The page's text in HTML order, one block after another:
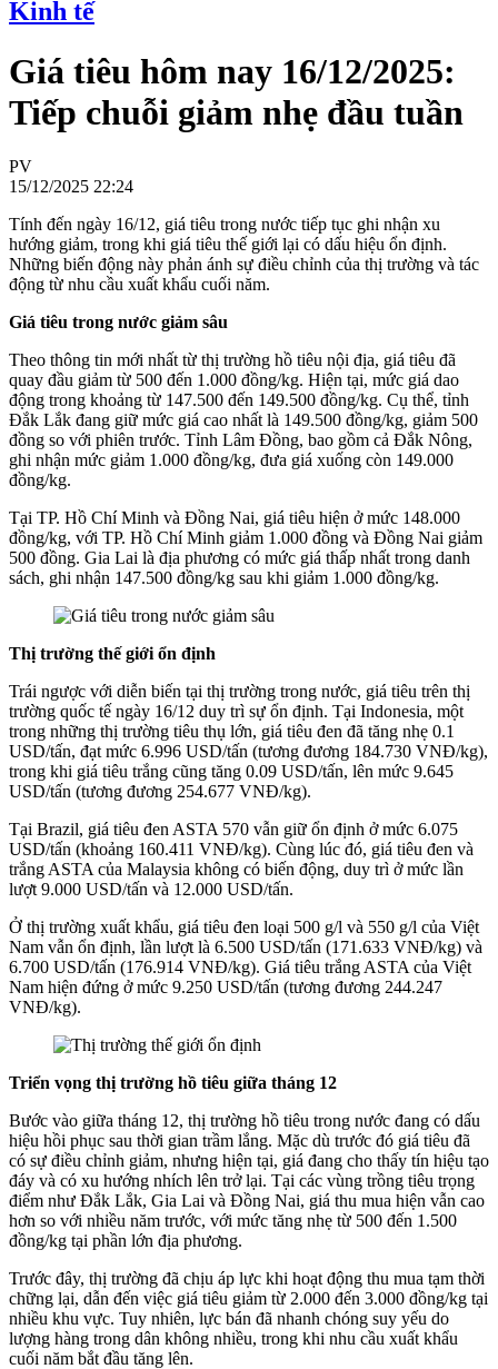
Kinh tế
Giá tiêu hôm nay 16/12/2025:
Tiếp chuỗi giảm nhẹ đầu tuần
PV
15/12/2025 22:24
Tính đến ngày 16/12, giá tiêu trong nước tiếp tục ghi nhận xu
hướng giảm, trong khi giá tiêu thế giới lại có dấu hiệu ổn định.
Những biến động này phản ánh sự điều chỉnh của thị trường và tác
động từ nhu cầu xuất khẩu cuối năm.
Giá tiêu trong nước giảm sâu
Theo thông tin mới nhất từ thị trường hồ tiêu nội địa, giá tiêu đã
quay đầu giảm từ 500 đến 1.000 đồng/kg. Hiện tại, mức giá dao
động trong khoảng từ 147.500 đến 149.500 đồng/kg. Cụ thể, tỉnh
Đắk Lắk đang giữ mức giá cao nhất là 149.500 đồng/kg, giảm 500
đồng so với phiên trước. Tỉnh Lâm Đồng, bao gồm cả Đắk Nông,
ghi nhận mức giảm 1.000 đồng/kg, đưa giá xuống còn 149.000
đồng/kg.
Tại TP. Hồ Chí Minh và Đồng Nai, giá tiêu hiện ở mức 148.000
đồng/kg, với TP. Hồ Chí Minh giảm 1.000 đồng và Đồng Nai giảm
500 đồng. Gia Lai là địa phương có mức giá thấp nhất trong danh
sách, ghi nhận 147.500 đồng/kg sau khi giảm 1.000 đồng/kg.
Thị trường thế giới ổn định
Trái ngược với diễn biến tại thị trường trong nước, giá tiêu trên thị
trường quốc tế ngày 16/12 duy trì sự ổn định. Tại Indonesia, một
trong những thị trường tiêu thụ lớn, giá tiêu đen đã tăng nhẹ 0.1
USD/tấn, đạt mức 6.996 USD/tấn (tương đương 184.730 VNĐ/kg),
trong khi giá tiêu trắng cũng tăng 0.09 USD/tấn, lên mức 9.645
USD/tấn (tương đương 254.677 VNĐ/kg).
Tại Brazil, giá tiêu đen ASTA 570 vẫn giữ ổn định ở mức 6.075
USD/tấn (khoảng 160.411 VNĐ/kg). Cùng lúc đó, giá tiêu đen và
trắng ASTA của Malaysia không có biến động, duy trì ở mức lần
lượt 9.000 USD/tấn và 12.000 USD/tấn.
Ở thị trường xuất khẩu, giá tiêu đen loại 500 g/l và 550 g/l của Việt
Nam vẫn ổn định, lần lượt là 6.500 USD/tấn (171.633 VNĐ/kg) và
6.700 USD/tấn (176.914 VNĐ/kg). Giá tiêu trắng ASTA của Việt
Nam hiện đứng ở mức 9.250 USD/tấn (tương đương 244.247
VNĐ/kg).
Triển vọng thị trường hồ tiêu giữa tháng 12
Bước vào giữa tháng 12, thị trường hồ tiêu trong nước đang có dấu
hiệu hồi phục sau thời gian trầm lắng. Mặc dù trước đó giá tiêu đã
có sự điều chỉnh giảm, nhưng hiện tại, giá đang cho thấy tín hiệu tạo
đáy và có xu hướng nhích lên trở lại. Tại các vùng trồng tiêu trọng
điểm như Đắk Lắk, Gia Lai và Đồng Nai, giá thu mua hiện vẫn cao
hơn so với nhiều năm trước, với mức tăng nhẹ từ 500 đến 1.500
đồng/kg tại phần lớn địa phương.
Trước đây, thị trường đã chịu áp lực khi hoạt động thu mua tạm thời
chững lại, dẫn đến việc giá tiêu giảm từ 2.000 đến 3.000 đồng/kg tại
nhiều khu vực. Tuy nhiên, lực bán đã nhanh chóng suy yếu do
lượng hàng trong dân không nhiều, trong khi nhu cầu xuất khẩu
cuối năm bắt đầu tăng lên.